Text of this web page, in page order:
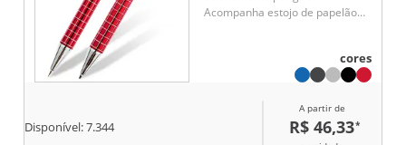
Acompanha estojo de papelão
cores
Disponível:7.344
A partir de
R$ 46,33*